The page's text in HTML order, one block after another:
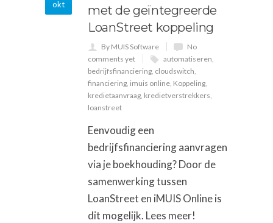
okt
met de geïntegreerde
LoanStreet koppeling
By MUIS Software
No
comments yet
automatiseren,
bedrijfsfinanciering, cloudswitch,
financiering, imuis online, Koppeling,
kredietaanvraag, kredietverstrekkers,
loanstreet
Eenvoudig een
bedrijfsfinanciering aanvragen
via je boekhouding? Door de
samenwerking tussen
LoanStreet en iMUIS Online is
dit mogelijk. Lees meer!